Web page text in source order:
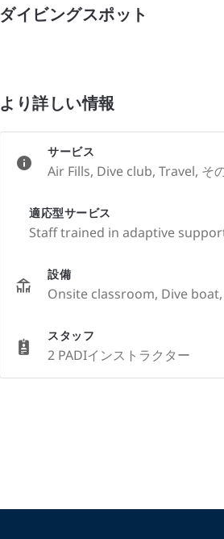
ダイビングスポット
より詳しい情報
サービス
Air Fills, Dive club, Travel, そ
適応型サービス
Staff trained in adaptive
設備
Onsite classroom, Dive
スタッフ
2 PADIインストラクター